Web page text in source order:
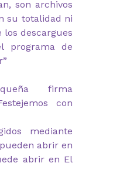
son archivos
su totalidad ni
descargues
programa de
firma
con
mediante
abrir en
abrir en El